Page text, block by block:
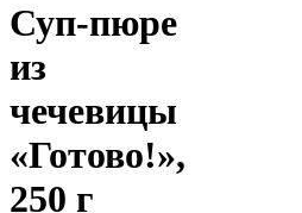
Суп-пюре
из
чечевицы
«Готово!»,
250 г